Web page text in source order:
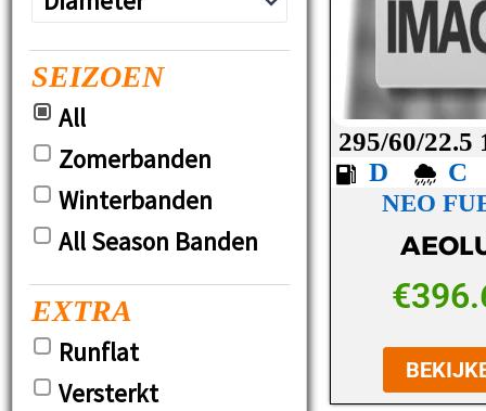
SEIZOEN
All
Zomerbanden
Winterbanden
All Season Banden
EXTRA
Runflat
Versterkt
295/60/22.5
D
C
NEO
€